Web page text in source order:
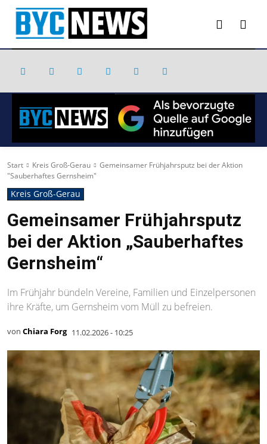
Start Kreis Groß-Gerau
Gemeinsamer Frühjahrsputz bei der Aktion
"Sauberhaftes Gernsheim"
Kreis Groß-Gerau
Gemeinsamer Frühjahrsputz
bei der Aktion „Sauberhaftes
Gernsheim“
Im Frühjahr bündeln Vereine, Familien und Einzelpersonen
ihre Kräfte, um Gernsheim vom Müll zu befreien.
von Chiara Forg 11.02.2026 - 10:25